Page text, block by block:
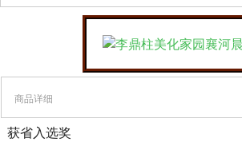
商品详细
获省入选奖